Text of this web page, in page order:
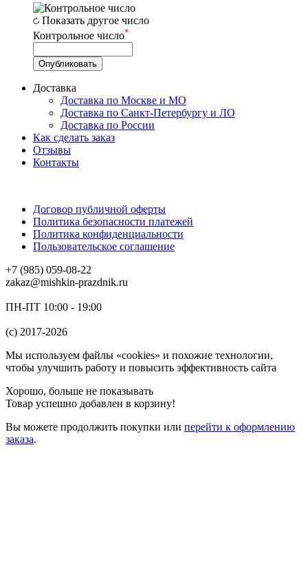
Показать другое число
Контрольное число*
Доставка
Доставка по Москве и МО
Доставка по Санкт-Петербургу и ЛО
Доставка по России
Как сделать заказ
Отзывы
Контакты
Договор публичной оферты
Политика безопасности платежей
Политика конфиденциальности
Пользовательское соглашение
+7 (985) 059-08-22
zakaz@mishkin-prazdnik.ru
ПН-ПТ 10:00 - 19:00
(c) 2017-2026
Мы используем файлы «cookies» и похожие технологии,
чтобы улучшить работу и повысить эффективность сайта
Хорошо, больше не показывать
Товар успешно добавлен в корзину!
Вы можете продолжить покупки или перейти к оформлению
заказа.